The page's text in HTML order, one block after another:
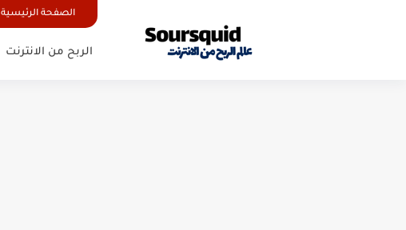
الصفحة الرئيسية
الربح من الانترنت